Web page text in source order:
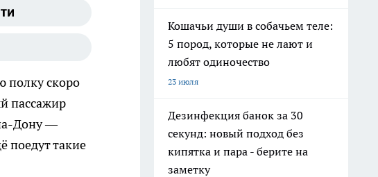
полку скоро
пассажир
Дону —
поедут такие
Кошачьи души в собачьем теле:
5 пород, которые не лают и
любят одиночество
23 июля
Дезинфекция банок за 30
секунд: новый подход без
кипятка и пара - берите на
заметку